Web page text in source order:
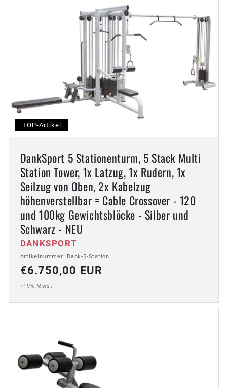
TOP-Artikel
DankSport 5 Stationenturm, 5 Stack Multi
Station Tower, 1x Latzug, 1x Rudern, 1x
Seilzug von Oben, 2x Kabelzug
höhenverstellbar = Cable Crossover - 120
und 100kg Gewichtsblöcke - Silber und
Schwarz - NEU
Anbieter:
DANKSPORT
Artikelnummer: Dank-5-Station
Normaler
Preis
€6.750,00 EUR
+19% Mwst